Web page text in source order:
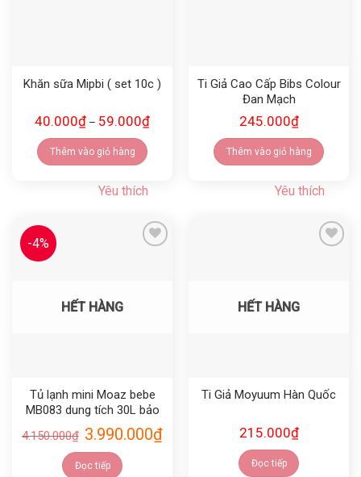
Khăn sữa Mipbi ( set 10c )
40.000₫ – 59.000₫
Thêm vào giỏ hàng
Yêu thích
Ti Giả Cao Cấp Bibs Colour
Đan Mạch
245.000₫
Thêm vào giỏ hàng
Yêu thích
-4%
HẾT HÀNG
Tủ lạnh mini Moaz bebe
MB083 dung tích 30L bảo
hành 12 tháng chính hãng
4.150.000₫ 3.990.000₫
Đọc tiếp
HẾT HÀNG
Ti Giả Moyuum Hàn Quốc
215.000₫
Đọc tiếp